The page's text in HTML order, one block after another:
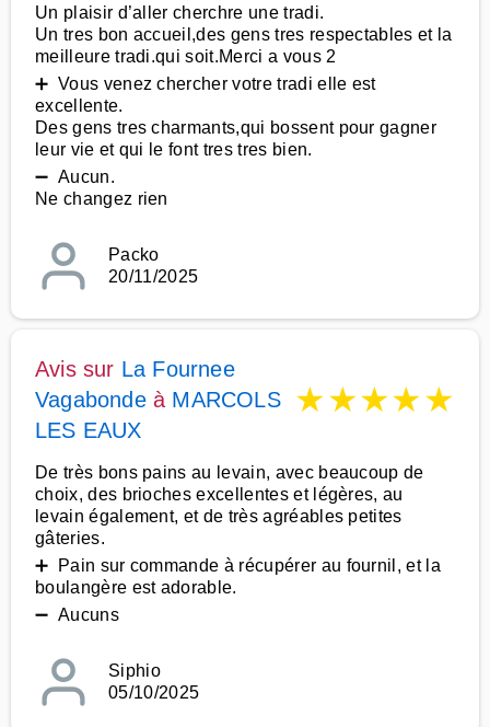
Un plaisir d’aller cherchre une tradi.
Un tres bon accueil,des gens tres respectables et la
meilleure tradi.qui soit.Merci a vous 2
➕ Vous venez chercher votre tradi elle est
excellente.
Des gens tres charmants,qui bossent pour gagner
leur vie et qui le font tres tres bien.
➖ Aucun.
Ne changez rien
Packo
20/11/2025
Avis sur La Fournee
Vagabondeà MARCOLS
LES EAUX
★★★★★
De très bons pains au levain, avec beaucoup de
choix, des brioches excellentes et légères, au
levain également, et de très agréables petites
gâteries.
➕ Pain sur commande à récupérer au fournil, et la
boulangère est adorable.
➖ Aucuns
Siphio
05/10/2025